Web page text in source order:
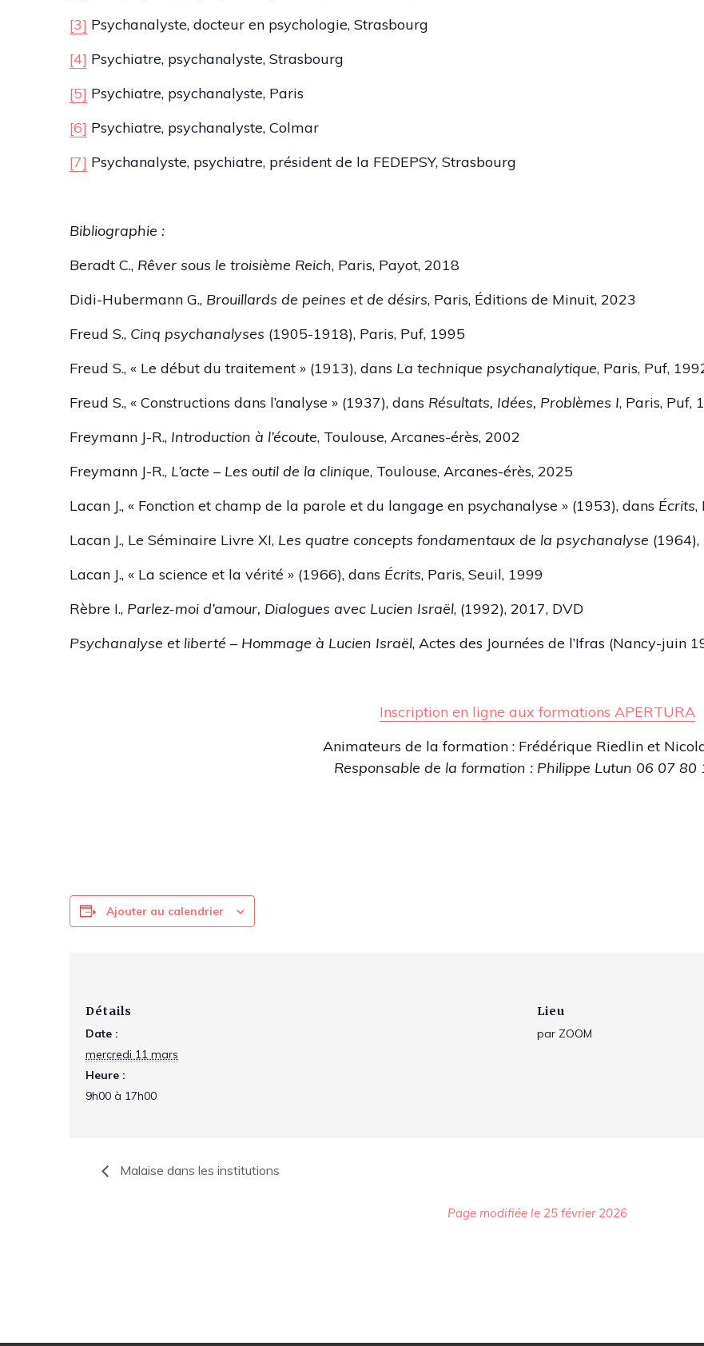
[3] Psychanalyste, docteur en psychologie, Strasbourg
[4] Psychiatre, psychanalyste, Strasbourg
[5] Psychiatre, psychanalyste, Paris
[6] Psychiatre, psychanalyste, Colmar
[7] Psychanalyste, psychiatre, président de la FEDEPSY, Strasbourg
Bibliographie :
Beradt C., Rêver sous le troisième Reich, Paris, Payot, 2018
Didi-Hubermann G., Brouillards de peines et de désirs, Paris, Éditions de Minuit, 2023
Freud S., Cinq psychanalyses (1905-1918), Paris, Puf, 1995
Freud S., « Le début du traitement » (1913), dans La technique psychanalytique, Paris, Puf,
Freud S., « Constructions dans l’analyse » (1937), dans Résultats, Idées, Problèmes I, Paris, Puf,
Freymann J-R., Introduction à l’écoute, Toulouse, Arcanes-érès, 2002
Freymann J-R., L’acte – Les outil de la clinique, Toulouse, Arcanes-érès, 2025
Lacan J., « Fonction et champ de la parole et du langage en psychanalyse » (1953), dans Écrits,
Lacan J., Le Séminaire Livre XI, Les quatre concepts fondamentaux de la psychanalyse (1964),
Lacan J., « La science et la vérité » (1966), dans Écrits, Paris, Seuil, 1999
Rèbre I., Parlez-moi d’amour, Dialogues avec Lucien Israël, (1992), 2017, DVD
Psychanalyse et liberté – Hommage à Lucien Israël, Actes des Journées de l’Ifras (Nancy-juin
Inscription en ligne aux formations APERTURA
Animateurs de la formation : Frédérique Riedlin et
Responsable de la formation : Philippe Lutun 06 07 80
Ajouter au calendrier
Détails
Date :
mercredi 11 mars
Heure :
9h00 à 17h00
Lieu
par ZOOM
Malaise dans les institutions
Page modifiée le 25 février 2026